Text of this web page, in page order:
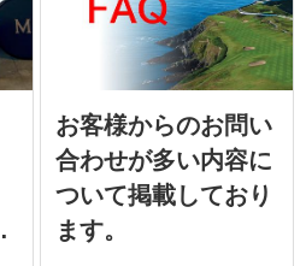
お客様からのお問い
合わせが多い内容に
ついて掲載しており
ます。